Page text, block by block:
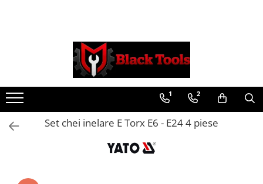
Scule Service Auto
Chei Si Truse De Chei
Chei combinate
Chei Combinate Cu Clichet
Chei Cotite
Clesti autoblocanti
1 2
Set chei inelare E Torx E6 - E24 4 piese